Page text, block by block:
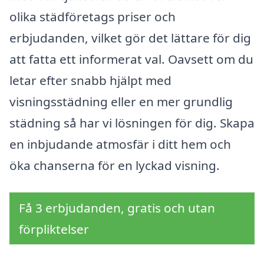
olika städföretags priser och
erbjudanden, vilket gör det lättare för dig
att fatta ett informerat val. Oavsett om du
letar efter snabb hjälpt med
visningsstädning eller en mer grundlig
städning så har vi lösningen för dig. Skapa
en inbjudande atmosfär i ditt hem och
öka chanserna för en lyckad visning.
Få 3 erbjudanden, gratis och utan
förpliktelser